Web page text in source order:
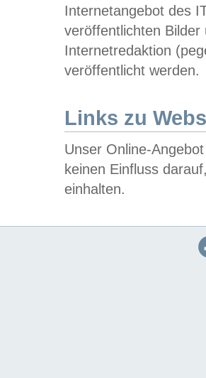
Internetangebot des
veröffentlichten
Internetredaktion
veröffentlicht werden.
Links zu
Unser Online-
keinen Einfluss
einhalten.